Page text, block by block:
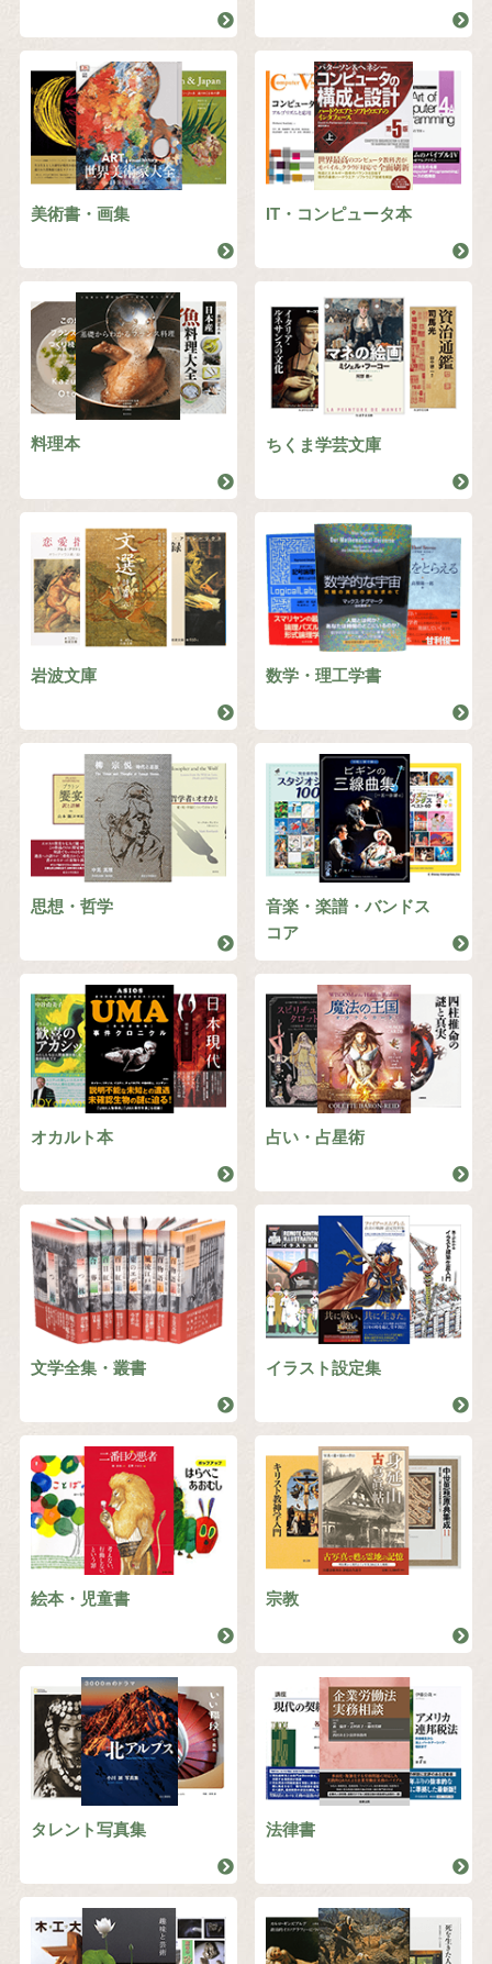
美術書・画集 IT・コンピュータ本
料理本 ちくま学芸文庫
岩波文庫 数学・理工学書
思想・哲学
音楽・楽譜・バンドス
コア
オカルト本 占い・占星術
文学全集・叢書 イラスト設定集
絵本・児童書 宗教
タレント写真集 法律書